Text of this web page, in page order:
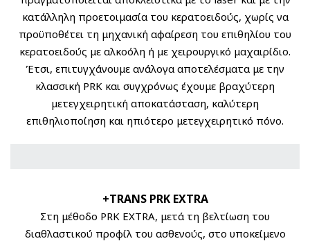
κατάλληλη προετοιμασία του κερατοειδούς, χωρίς να
προϋποθέτει τη μηχανική αφαίρεση του επιθηλίου του
κερατοειδούς με αλκοόλη ή με χειρουργικό μαχαιρίδιο.
Έτσι, επιτυγχάνουμε ανάλογα αποτελέσματα με την
κλασσική PRK και συγχρόνως έχουμε βραχύτερη
μετεγχειρητική αποκατάσταση, καλύτερη
επιθηλιοποίηση και ηπιότερο μετεγχειρητικό πόνο.
+TRANS PRK EXTRA
Στη μέθοδο PRK EXTRA, μετά τη βελτίωση του
διαθλαστικού προφίλ του ασθενούς, στο υποκείμενο